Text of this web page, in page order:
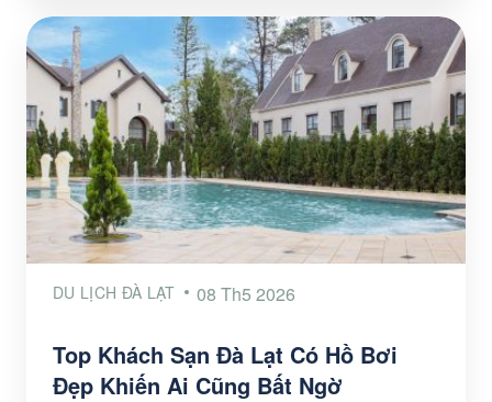
DU LỊCH ĐÀ LẠT 08 Th5 2026
Top Khách Sạn Đà Lạt Có Hồ Bơi
Đẹp Khiến Ai Cũng Bất Ngờ